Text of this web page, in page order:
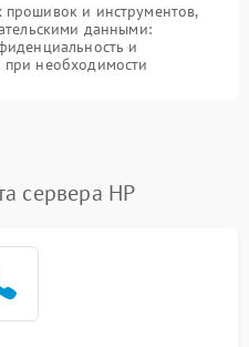
и инструментов,
данными:
и
необходимости
сервера HP